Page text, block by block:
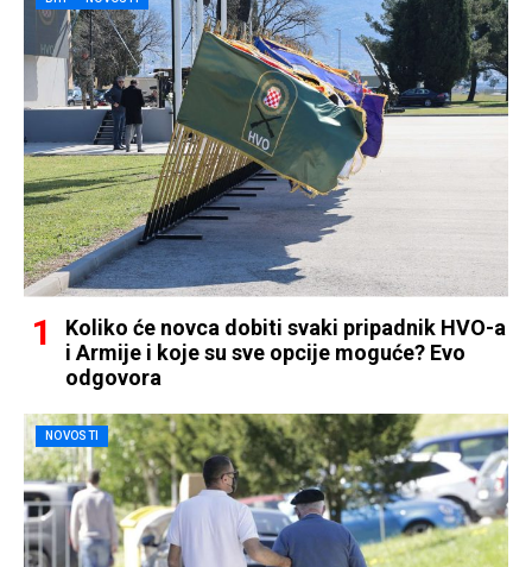
Koliko će novca dobiti svaki pripadnik HVO-a
i Armije i koje su sve opcije moguće? Evo
odgovora
NOVOSTI